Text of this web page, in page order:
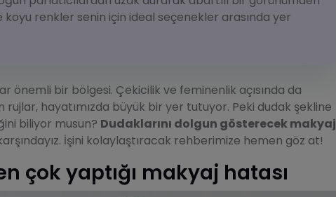
koyu renkler senin için ideal seçenekler arasında yer
önemli bir bölgesi. Çekicilik ve feminenlik açısında da
rujlar, hayatımızda büyük bir yer tutuyor. Peki dudak şekline
biliyor musun? Dudaklarını dolgun gösterecek makyaj
İşini kolaylaştıracak rehberimize hemen göz at!
çok yaptığı makyaj hatası